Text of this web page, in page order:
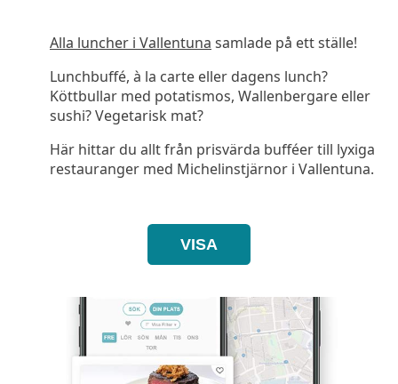
Alla luncher i Vallentuna samlade på ett ställe!
Lunchbuffé, à la carte eller dagens lunch?
Köttbullar med potatismos, Wallenbergare eller
sushi? Vegetarisk mat?
Här hittar du allt från prisvärda bufféer till lyxiga
restauranger med Michelinstjärnor i Vallentuna.
VISA